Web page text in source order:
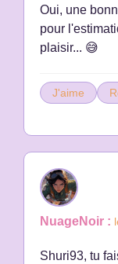
Oui, une
pour
plaisir... 😅
J'aime
NuageNoir :
Shuri93, tu